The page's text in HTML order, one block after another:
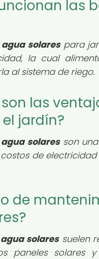
las
solarespara
la cual
al sistema de riego.
son las
jardín?
solaresson
de
de
solaressuelen
paneles solares